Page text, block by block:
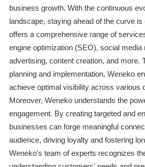
business growth. With the continuous
landscape, staying ahead of the curve
offers a comprehensive range of
engine optimization (SEO), social media
advertising, content creation, and more.
planning and implementation, Weneko
achieve optimal visibility across various
Moreover, Weneko understands the
engagement. By creating targeted and
businesses can forge meaningful
audience, driving loyalty and fostering
Weneko's team of experts recognizes